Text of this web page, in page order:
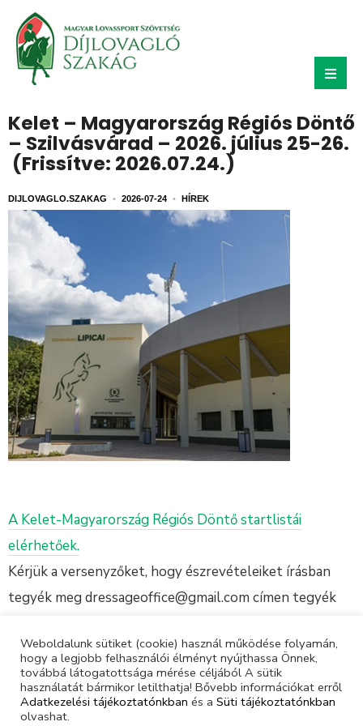
Kelet – Magyarország Régiós Döntő
– Szilvásvárad – 2026. július 25-26.
(Frissítve: 2026.07.24.)
DIJLOVAGLO.SZAKAG • 2026-07-24 • HÍREK
A Kelet-Magyarország Régiós Döntő startlistái
elérhetőek.
Kérjük a versenyzőket, hogy észrevételeiket írásban
tegyék meg dressageoffice@gmail.com címen tegyék
Nevezés és versenykiírás
Weboldalunk sütiket (cookie) használ működése folyamán,
hogy a legjobb felhasználói élményt nyújthassa Önnek,
továbbá látogatottsága mérése céljából A sütik
használatát bármikor letilthatja! Bővebb információkat erről
Adatkezelési tájékoztatónkban és a Süti tájékoztatónkban
olvashat.